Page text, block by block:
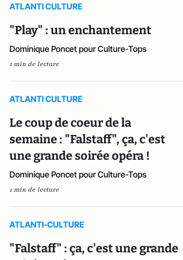
ATLANTI CULTURE
"Play" : un enchantement
Dominique Poncet pour Culture-Tops
1 min de lecture
ATLANTI CULTURE
Le coup de coeur de la
semaine : "Falstaff", ça, c'est
une grande soirée opéra !
Dominique Poncet pour Culture-Tops
1 min de lecture
ATLANTI-CULTURE
"Falstaff" : ça, c'est une grande